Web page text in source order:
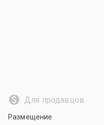
Для продавцов
Размещение